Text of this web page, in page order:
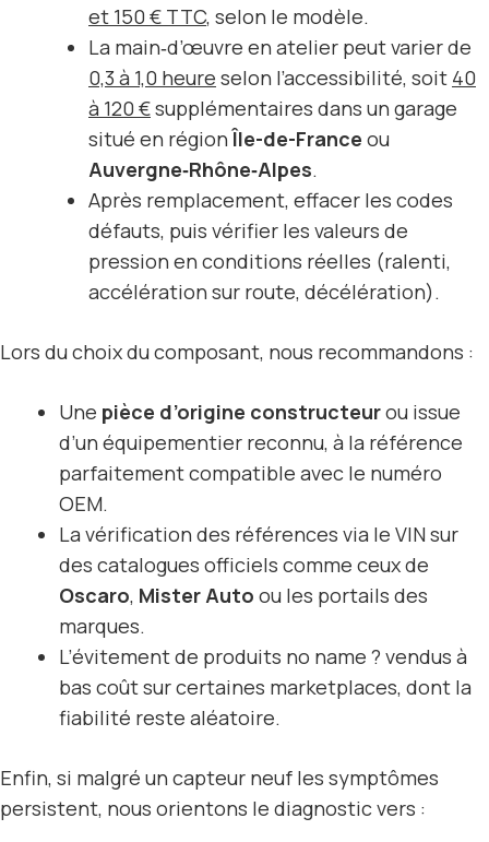
et 150 € TTC, selon le modèle.
La main‑d’œuvre en atelier peut varier de
0,3 à 1,0 heure selon l’accessibilité, soit 40
à 120 €supplémentaires dans un garage
situé en régionÎle-de-France ou
Auvergne‑Rhône‑Alpes.
Après remplacement, effacer les codes
défauts, puis vérifier les valeurs de
pression en conditions réelles (ralenti,
accélération sur route, décélération).
Lors du choix du composant, nous recommandons :
Une pièce d’origine constructeurou issue
d’un équipementier reconnu, à la référence
parfaitement compatible avec le numéro
OEM.
La vérification des références via le VIN sur
des catalogues officiels comme ceux de
Oscaro, Mister Auto ou les portails des
marques.
L’évitement de produits no name ? vendus à
bas coût sur certaines marketplaces, dont la
fiabilité reste aléatoire.
Enfin, si malgré un capteur neuf les symptômes
persistent, nous orientons le diagnostic vers :